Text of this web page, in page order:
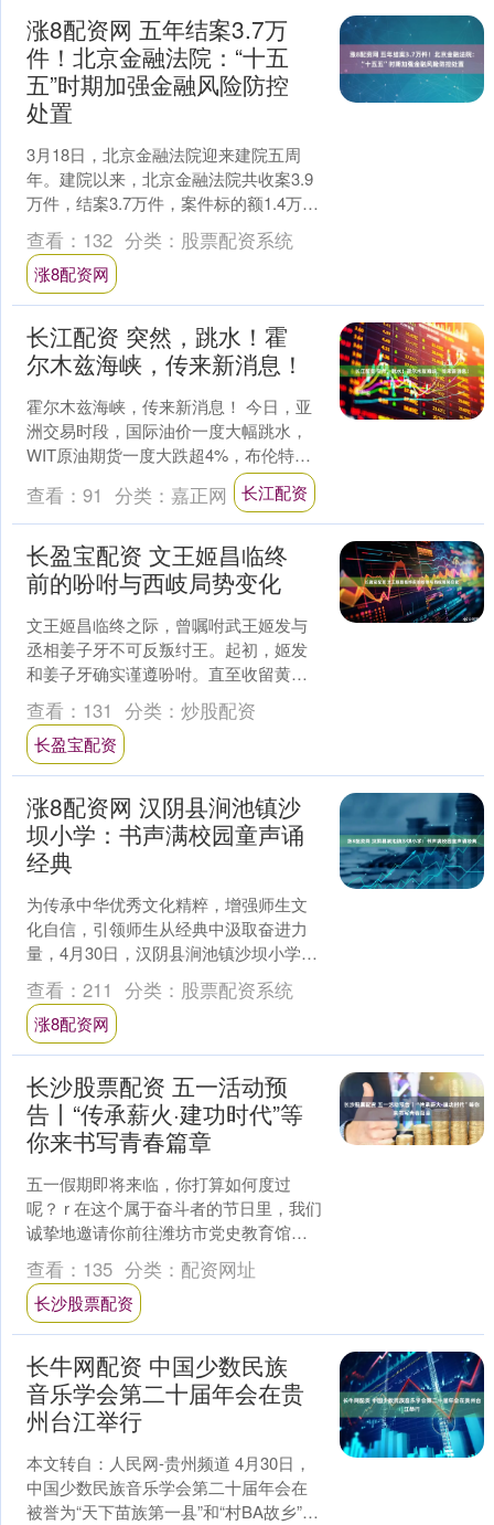
涨8配资网 五年结案3.7万
件！北京金融法院：“十五
五”时期加强金融风险防控
处置
3月18日，北京金融法院迎来建院五周
年。建院以来，北京金融法院共收案3.9
万件，结案3.7万件，案件标的额1.4万亿
元。当天，北京金融法院发布《北京金
融法院“十....
查看： 132 分类： 股票配资系统
涨8配资网
长江配资 突然，跳水！霍
尔木兹海峡，传来新消息！
霍尔木兹海峡，传来新消息！ 今日，亚
洲交易时段，国际油价一度大幅跳水，
WIT原油期货一度大跌超4%，布伦特原
油期货一度跌近3%。消息面上，国际海
事组织定于18日....
查看： 91 分类： 嘉正网 长江配资
长盈宝配资 文王姬昌临终
前的吩咐与西岐局势变化
文王姬昌临终之际，曾嘱咐武王姬发与
丞相姜子牙不可反叛纣王。起初，姬发
和姜子牙确实谨遵吩咐。直至收留黄飞
虎，他们也未曾萌生与纣王对抗之意，
只是秉持“兵来将挡、水来....
查看： 131 分类： 炒股配资
长盈宝配资
涨8配资网 汉阴县涧池镇沙
坝小学：书声满校园童声诵
经典
为传承中华优秀文化精粹，增强师生文
化自信，引领师生从经典中汲取奋进力
量，4月30日，汉阴县涧池镇沙坝小学举
办了以“书声满校园，童声诵经典”为主题
的诵读比赛活动，....
查看： 211 分类： 股票配资系统
涨8配资网
长沙股票配资 五一活动预
告丨“传承薪火·建功时代”等
你来书写青春篇章
五一假期即将来临，你打算如何度过
呢？ r 在这个属于奋斗者的节日里，我们
诚挚地邀请你前往潍坊市党史教育馆，
参与“传承薪火·建功时代”五一活动。从少
年深情讲述、沉....
查看： 135 分类： 配资网址
长沙股票配资
长牛网配资 中国少数民族
音乐学会第二十届年会在贵
州台江举行
本文转自：人民网-贵州频道 4月30日，
中国少数民族音乐学会第二十届年会在
被誉为“天下苗族第一县”和“村BA故乡”的